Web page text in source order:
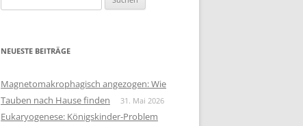
nach:
NEUESTE BEITRÄGE
Magnetomakrophagisch angezogen: Wie
Tauben nach Hause finden
31. Mai 2026
Eukaryogenese: Königskinder-Problem